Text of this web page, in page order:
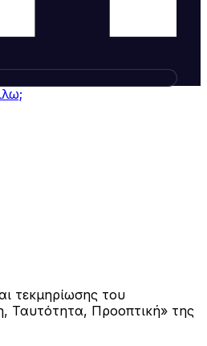
τεκμηρίωσης του
Ταυτότητα, Προοπτική» της